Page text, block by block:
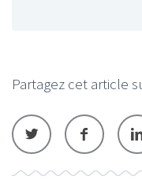
Partagez cet article